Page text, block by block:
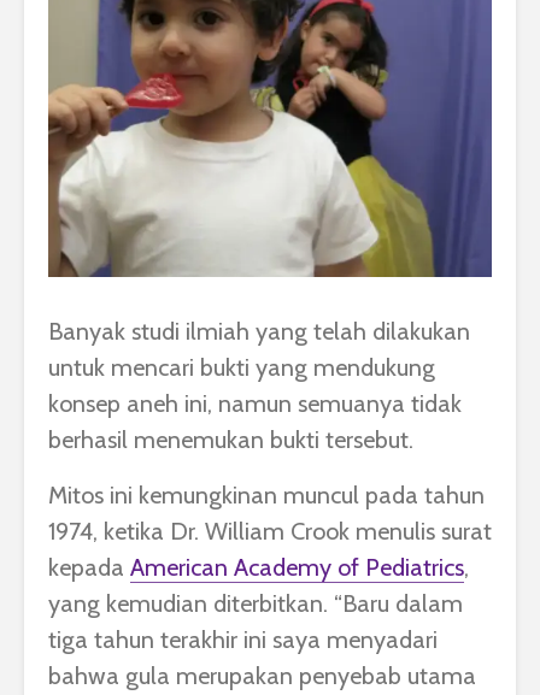
Banyak studi ilmiah yang telah dilakukan
untuk mencari bukti yang mendukung
konsep aneh ini, namun semuanya tidak
berhasil menemukan bukti tersebut.
Mitos ini kemungkinan muncul pada tahun
1974, ketika Dr. William Crook menulis surat
kepada American Academy of Pediatrics,
yang kemudian diterbitkan. “Baru dalam
tiga tahun terakhir ini saya menyadari
bahwa gula merupakan penyebab utama